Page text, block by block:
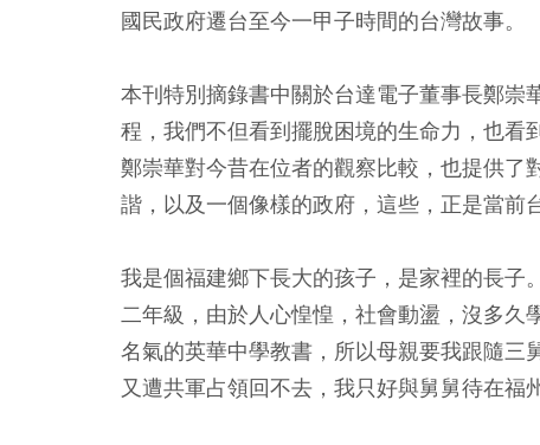
國民政府遷台至今一甲子時間的台灣故事。
本刊特別摘錄書中關於台達電子董事長鄭崇
程，我們不但看到擺脫困境的生命力，也看
鄭崇華對今昔在位者的觀察比較，也提供了
諧，以及一個像樣的政府，這些，正是當前
我是個福建鄉下長大的孩子，是家裡的長子
二年級，由於人心惶惶，社會動盪，沒多
名氣的英華中學教書，所以母親要我跟隨
又遭共軍占領回不去，我只好與舅舅待在福州